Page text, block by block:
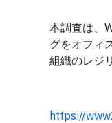
本調査は、
グをオフィ
組織のレジ
https://